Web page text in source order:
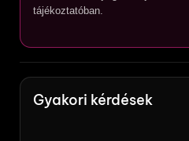
tájékoztatóban.
Gyakori kérdések